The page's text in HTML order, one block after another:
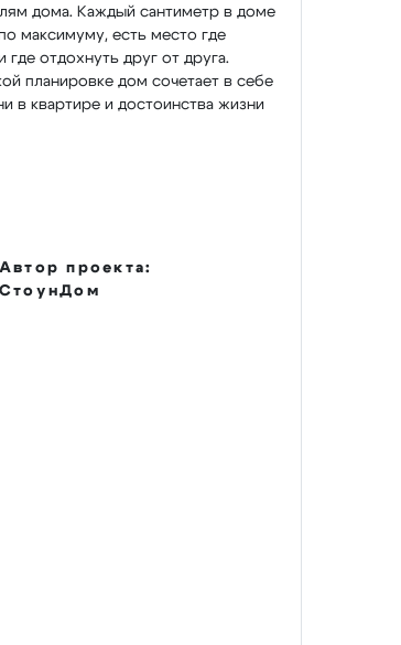
дома. Каждый сантиметр в доме
максимуму, есть место где
где отдохнуть друг от друга.
планировке дом сочетает в себе
в квартире и достоинства жизни
Автор проекта:
СтоунДом